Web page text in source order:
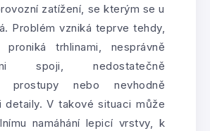
zatížení, se kterým se u
Problém vzniká teprve tehdy,
trhlinami, nesprávně
spoji, nedostatečně
prostupy nebo nevhodně
detaily. V takové situaci může
namáhání lepicí vrstvy, k